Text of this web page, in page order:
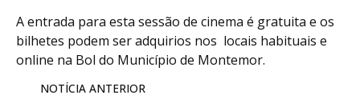
A entrada para esta sessão de cinema é gratuita e os
bilhetes podem ser adquirios nos locais habituais e
online na Bol do Município de Montemor.
NOTÍCIA ANTERIOR